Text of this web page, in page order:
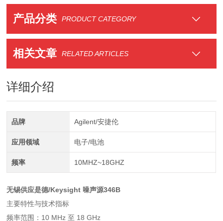
产品分类 PRODUCT CATEGORY
相关文章 RELATED ARTICLES
详细介绍
品牌 Agilent/安捷伦
应用领域 电子/电池
频率 10MHZ~18GHZ
无锡供应是德/Keysight 噪声源346B
主要特性与技术指标
频率范围：10 MHz 至 18 GHz